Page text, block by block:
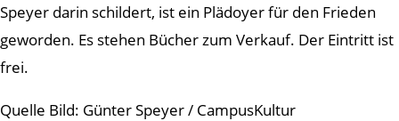
Speyer darin schildert, ist ein Plädoyer für den Frieden
geworden. Es stehen Bücher zum Verkauf. Der Eintritt ist
frei.
Quelle Bild: Günter Speyer / CampusKultur